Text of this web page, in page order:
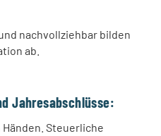
nachvollziehbar bilden
ab.
Jahresabschlüsse:
Steuerliche